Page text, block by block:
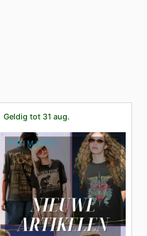
Geldig tot 31 aug.